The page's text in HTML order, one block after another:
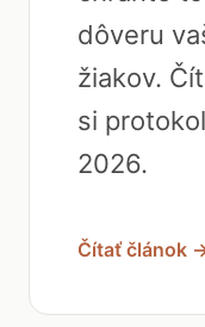
dôveru
žiakov.
si
2026.
Čítať článok